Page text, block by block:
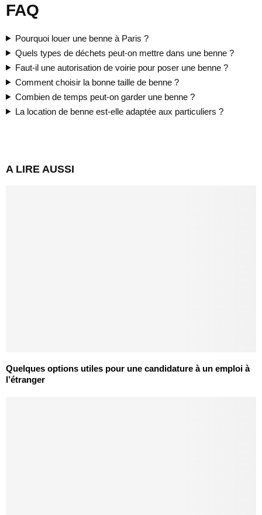
FAQ
Pourquoi louer une benne à Paris ?
Quels types de déchets peut-on mettre dans une benne ?
Faut-il une autorisation de voirie pour poser une benne ?
Comment choisir la bonne taille de benne ?
Combien de temps peut-on garder une benne ?
La location de benne est-elle adaptée aux particuliers ?
A LIRE AUSSI
Quelques options utiles pour une candidature à un emploi à
l’étranger